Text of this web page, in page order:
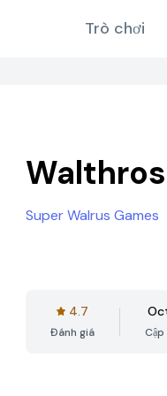
Trò chơi
Walthros
Super Walrus Games
4.7
Đánh giá Cập